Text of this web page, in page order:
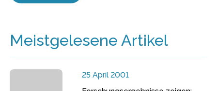
Meistgelesene Artikel
25 April 2001